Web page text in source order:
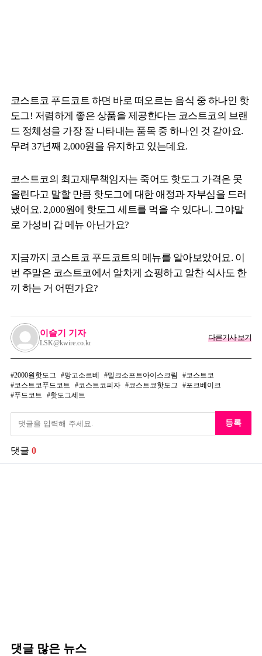
코스트코 푸드코트 하면 바로 떠오르는 음식 중 하나인 핫
도그! 저렴하게 좋은 상품을 제공한다는 코스트코의 브랜
드 정체성을 가장 잘 나타내는 품목 중 하나인 것 같아요.
무려 37년째 2,000원을 유지하고 있는데요.
코스트코의 최고재무책임자는 죽어도 핫도그 가격은 못
올린다고 말할 만큼 핫도그에 대한 애정과 자부심을 드러
냈어요. 2,000원에 핫도그 세트를 먹을 수 있다니. 그야말
로 가성비 갑 메뉴 아닌가요?
지금까지 코스트코 푸드코트의 메뉴를 알아보았어요. 이
번 주말은 코스트코에서 알차게 쇼핑하고 알찬 식사도 한
끼 하는 거 어떤가요?
이슬기 기자
LSK@kwire.co.kr
다른기사 보기
2000원핫도그 망고소르베 밀크소프트아이스크림
코스트코
코스트코푸드코트
코스트코피자 코스트코핫도그
포크베이크
푸드코트
핫도그세트
등록
댓글 0
댓글 많은 뉴스